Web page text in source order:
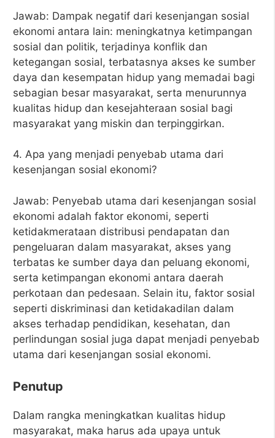
Jawab: Dampak negatif dari kesenjangan sosial
ekonomi antara lain: meningkatnya ketimpangan
sosial dan politik, terjadinya konflik dan
ketegangan sosial, terbatasnya akses ke sumber
daya dan kesempatan hidup yang memadai bagi
sebagian besar masyarakat, serta menurunnya
kualitas hidup dan kesejahteraan sosial bagi
masyarakat yang miskin dan terpinggirkan.
4. Apa yang menjadi penyebab utama dari
kesenjangan sosial ekonomi?
Jawab: Penyebab utama dari kesenjangan sosial
ekonomi adalah faktor ekonomi, seperti
ketidakmerataan distribusi pendapatan dan
pengeluaran dalam masyarakat, akses yang
terbatas ke sumber daya dan peluang ekonomi,
serta ketimpangan ekonomi antara daerah
perkotaan dan pedesaan. Selain itu, faktor sosial
seperti diskriminasi dan ketidakadilan dalam
akses terhadap pendidikan, kesehatan, dan
perlindungan sosial juga dapat menjadi penyebab
utama dari kesenjangan sosial ekonomi.
Penutup
Dalam rangka meningkatkan kualitas hidup
masyarakat, maka harus ada upaya untuk